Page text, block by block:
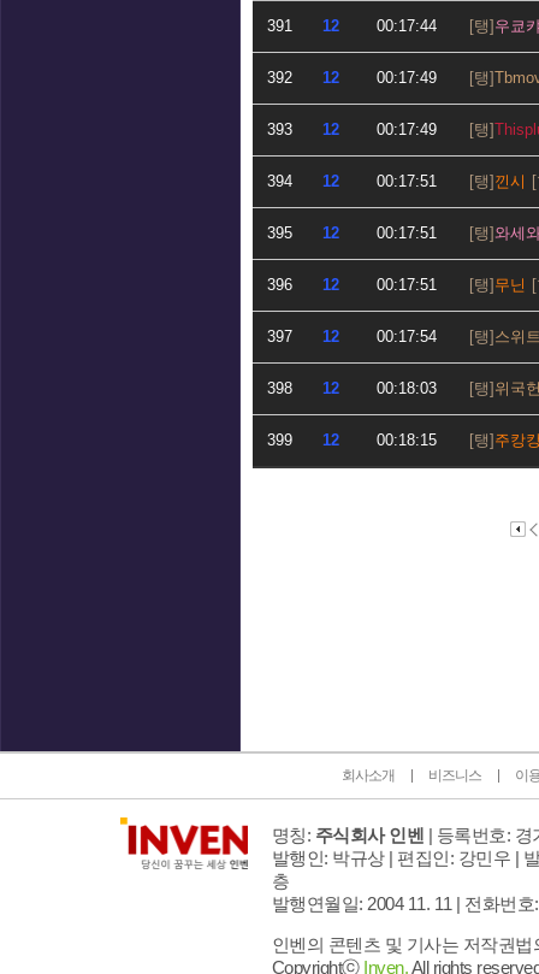
391 12 00:17:44 우쿄
392 12 00:17:49
393 12 00:17:49
394 12 00:17:51 낀시
395 12 00:17:51 와세
396 12 00:17:51 무닌
397 12 00:17:54 스위
398 12 00:18:03 위국
399 12 00:18:15 주캉
회사소개 비즈니스 이
명칭: 주식회사 인벤 | 등록번호: 경
발행인: 박규상 | 편집인: 강민우 |
층
발행연월일: 2004 11. 11 | 전화번호
인벤의 콘텐츠 및 기사는 저작권
Copyrightⓒ Inven.All rights